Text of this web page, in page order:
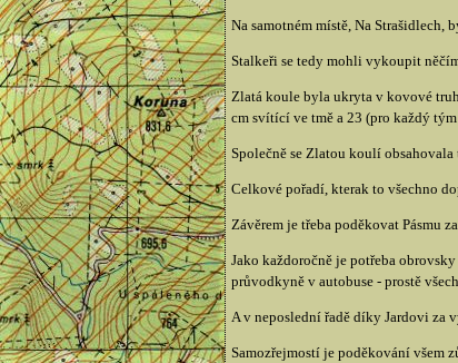
Na samotném místě, Na
Stalkeři se tedy mohli vykoupit
Zlatá koule byla ukryta v kovové
cm svítící ve tmě a 23 (pro každý
Společně se Zlatou koulí
Celkové pořadí, kterak to všechno
Závěrem je třeba poděkovat Pásmu
Jako každoročně je potřeba
průvodkyně v autobuse - prostě
A v neposlední řadě díky Jardovi za
Samozřejmostí je poděkování všem